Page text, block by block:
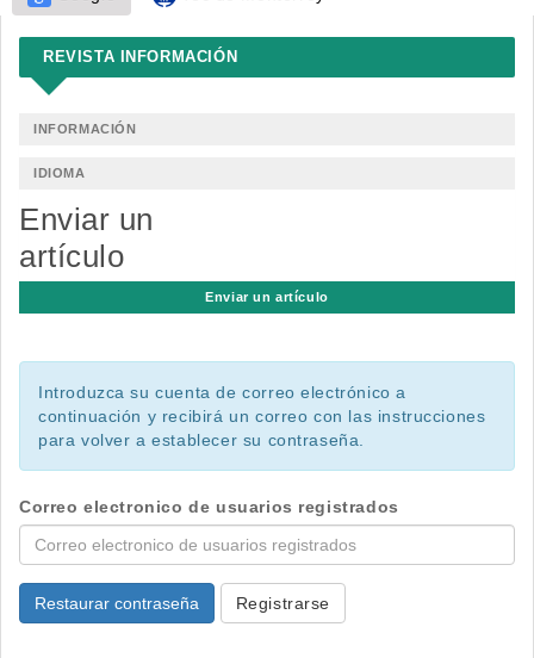
REVISTA INFORMACIÓN
INFORMACIÓN
IDIOMA
Enviar un
artículo
Enviar un artículo
Introduzca su cuenta de correo electrónico a
continuación y recibirá un correo con las instrucciones
para volver a establecer su contraseña.
Correo electronico de usuarios registrados
Restaurar contraseña Registrarse